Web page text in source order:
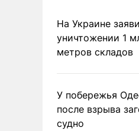
На Украине
уничтожении 1
метров складов
У побережья
после взрыва
судно